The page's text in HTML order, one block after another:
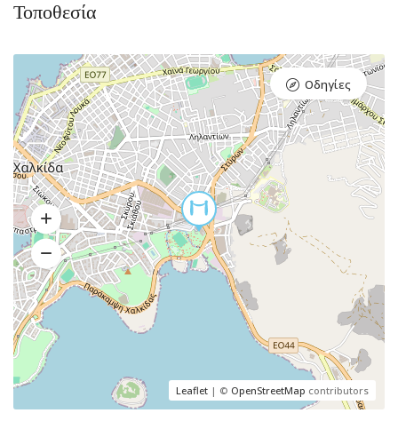
Τοποθεσία
Leaflet | © OpenStreetMap contributors
Οδηγίες